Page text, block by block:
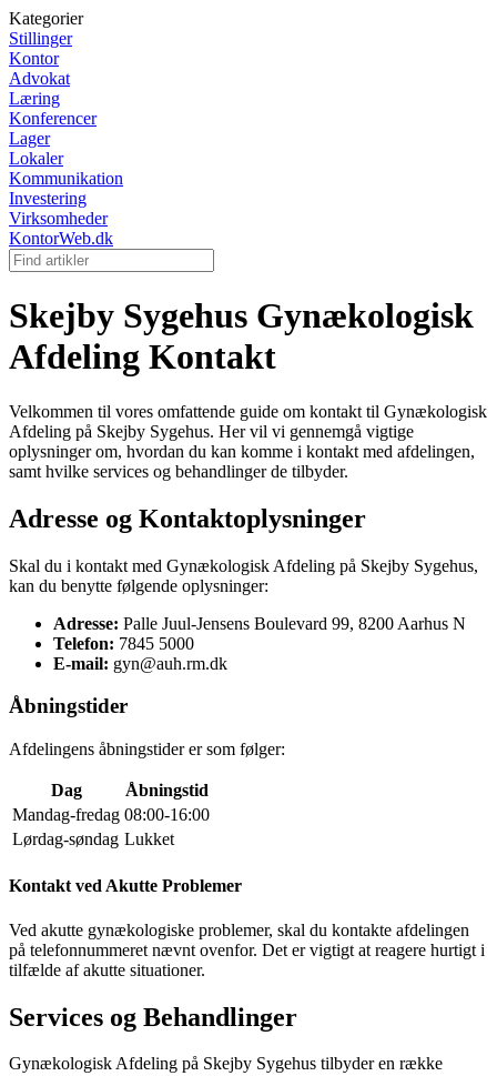
Kategorier
Stillinger
Kontor
Advokat
Læring
Konferencer
Lager
Lokaler
Kommunikation
Investering
Virksomheder
KontorWeb.dk
Skejby Sygehus Gynækologisk
Afdeling Kontakt
Velkommen til vores omfattende guide om kontakt til Gynækologisk
Afdeling på Skejby Sygehus. Her vil vi gennemgå vigtige
oplysninger om, hvordan du kan komme i kontakt med afdelingen,
samt hvilke services og behandlinger de tilbyder.
Adresse og Kontaktoplysninger
Skal du i kontakt med Gynækologisk Afdeling på Skejby Sygehus,
kan du benytte følgende oplysninger:
Adresse: Palle Juul-Jensens Boulevard 99, 8200 Aarhus N
Telefon: 7845 5000
E-mail: gyn@auh.rm.dk
Åbningstider
Afdelingens åbningstider er som følger:
Dag
Åbningstid
Mandag-fredag 08:00-16:00
Lørdag-søndag Lukket
Kontakt ved Akutte Problemer
Ved akutte gynækologiske problemer, skal du kontakte afdelingen
på telefonnummeret nævnt ovenfor. Det er vigtigt at reagere hurtigt i
tilfælde af akutte situationer.
Services og Behandlinger
Gynækologisk Afdeling på Skejby Sygehus tilbyder en række